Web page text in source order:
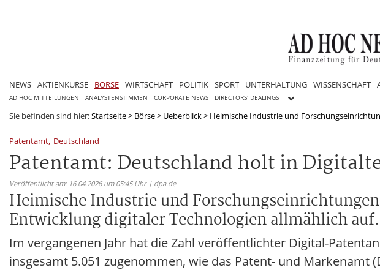
NEWS AKTIENKURSE BÖRSE WIRTSCHAFT POLITIK SPORT UNTERHALTUNG WISSENSCHAFT
AD HOC MITTEILUNGEN ANALYSTENSTIMMEN CORPORATE NEWS DIRECTORS' DEALINGS
Sie befinden sind hier:Startseite> Börse> Ueberblick> Heimische Industrie und
Patentamt, Deutschland
Patentamt: Deutschland holt in
Veröffentlicht am: 16.04.2026 um 05:45 Uhr | dpa.de
Heimische Industrie und
Entwicklung digitaler Technologien allmählich auf.
Im vergangenen Jahr hat die Zahl veröffentlichter Digital-
insgesamt 5.051 zugenommen, wie das Patent- und